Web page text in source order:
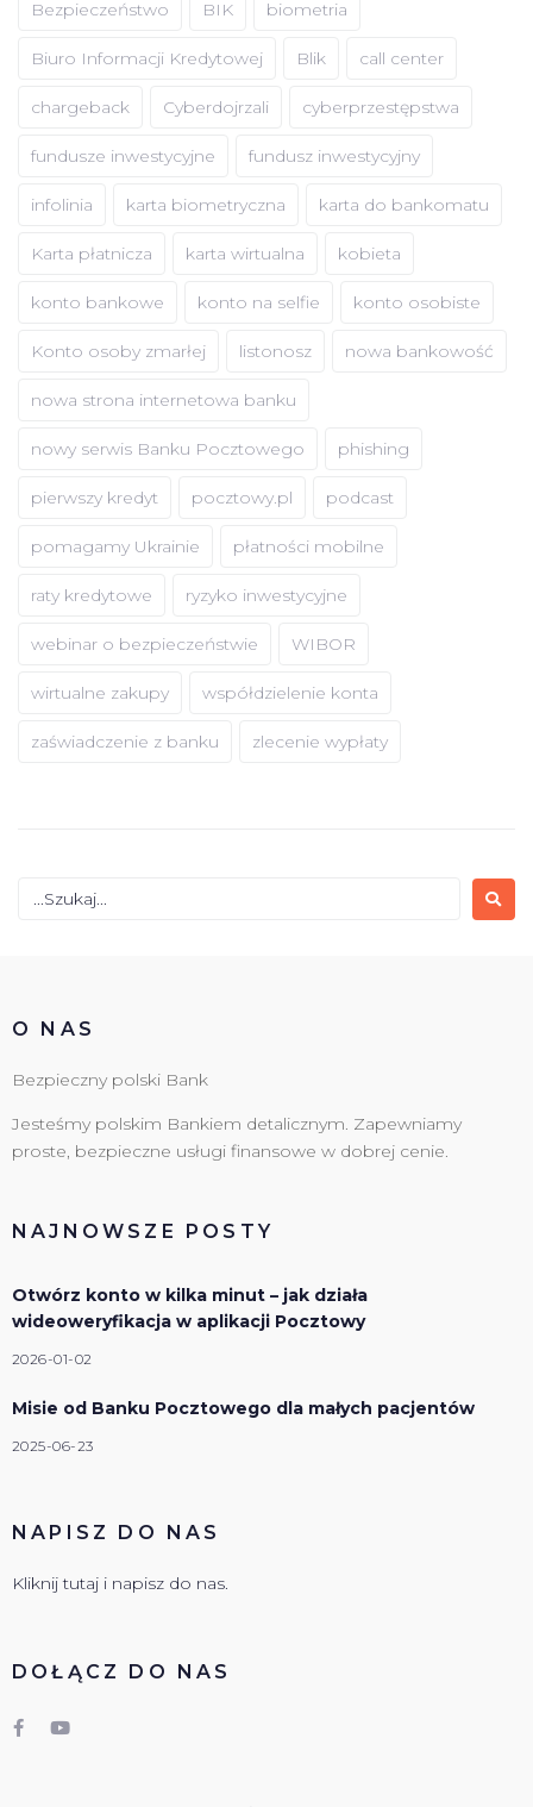
Bezpieczeństwo BIK biometria
Biuro Informacji Kredytowej Blik call center
chargeback Cyberdojrzali cyberprzestępstwa
fundusze inwestycyjne fundusz inwestycyjny
infolinia karta biometryczna karta do bankomatu
Karta płatnicza karta wirtualna kobieta
konto bankowe konto na selfie konto osobiste
Konto osoby zmarłej listonosz nowa bankowość
nowa strona internetowa banku
nowy serwis Banku Pocztowego phishing
pierwszy kredyt pocztowy.pl podcast
pomagamy Ukrainie płatności mobilne
raty kredytowe ryzyko inwestycyjne
webinar o bezpieczeństwie WIBOR
wirtualne zakupy współdzielenie konta
zaświadczenie z banku zlecenie wypłaty
O NAS
Bezpieczny polski Bank
Jesteśmy polskim Bankiem detalicznym. Zapewniamy
proste, bezpieczne usługi finansowe w dobrej cenie.
NAJNOWSZE POSTY
Otwórz konto w kilka minut – jak działa
wideoweryfikacja w aplikacji Pocztowy
2026-01-02
Misie od Banku Pocztowego dla małych pacjentów
2025-06-23
NAPISZ DO NAS
Kliknij tutaj i napisz do nas.
DOŁĄCZ DO NAS